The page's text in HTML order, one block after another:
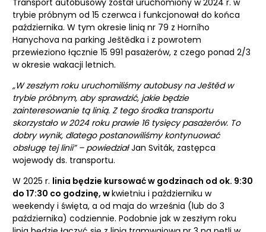
trybie próbnym od 15 czerwca i funkcjonował do końca
października. W tym okresie linią nr 79 z Horního
Hanychova na parking Ještědka i z powrotem
przewieziono łącznie 15 991 pasażerów, z czego ponad 2/3
w okresie wakacji letnich.
„W zeszłym roku uruchomiliśmy autobusy na Ještěd w
trybie próbnym, aby sprawdzić, jakie będzie
zainteresowanie tą linią. Z tego środka transportu
skorzystało w 2024 roku prawie 16 tysięcy pasażerów. To
dobry wynik, dlatego postanowiliśmy kontynuować
obsługę tej linii” – powiedziałJan Sviták, zastępca
wojewody ds. transportu.
W 2025 r. linia będzie kursować w godzinach od ok. 9:30
do 17:30 co godzinę, wkwietniu i październiku w
weekendy i święta, a od maja do września (lub do 3
października) codziennie. Podobnie jak w zeszłym roku